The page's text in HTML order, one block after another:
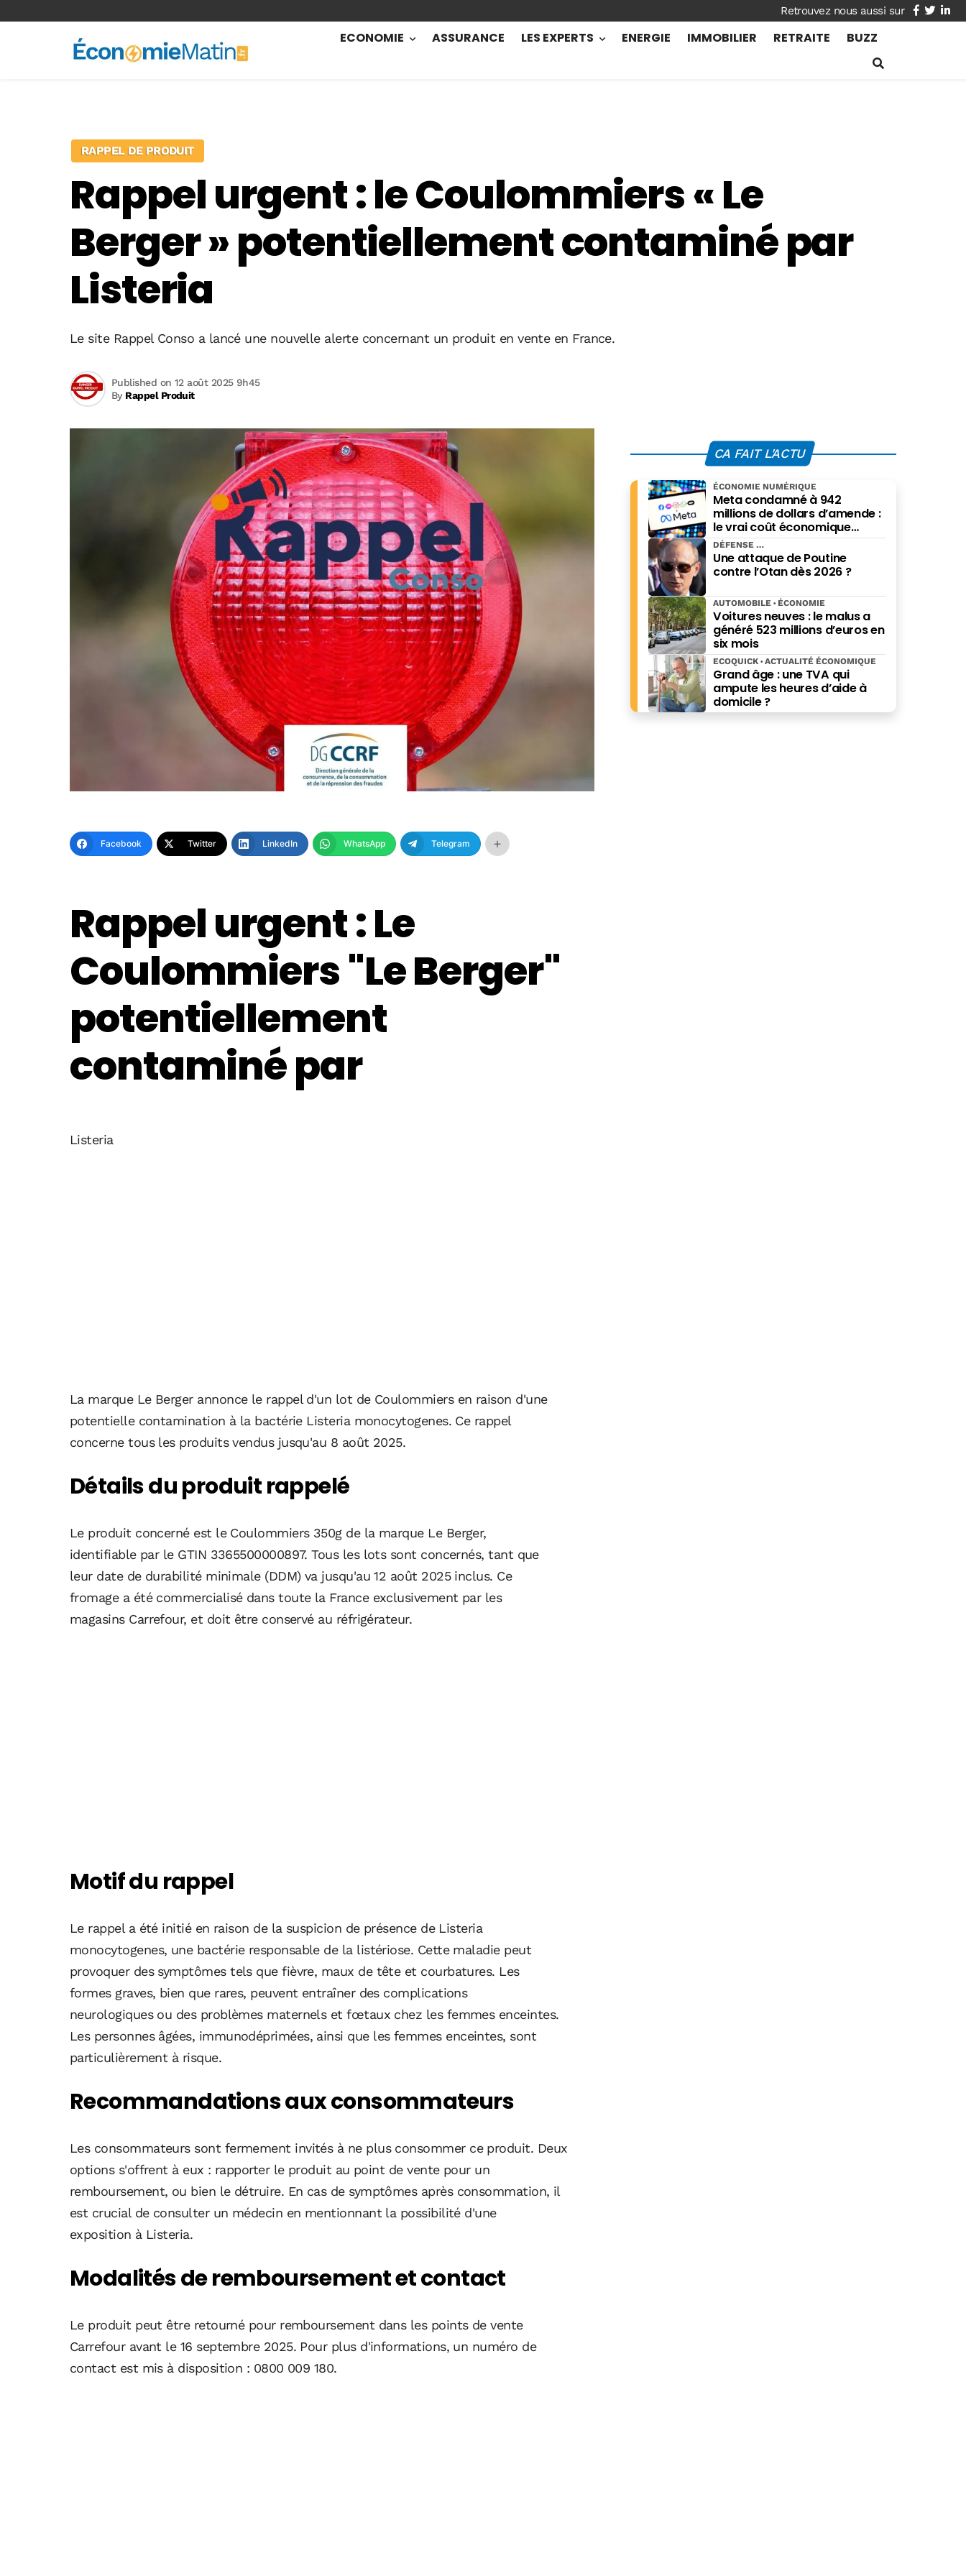
facebook
twitter
ECONOMIE ASSURANCE LES EXPERTS ENERGIE IMMOBILIER RETRAITE BUZZ
RAPPEL DE PRODUIT
Rappel urgent : le Coulommiers « Le
Berger » potentiellement contaminé par
Listeria
Le site Rappel Conso a lancé une nouvelle alerte concernant un produit en vente en France.
By Rappel Produit
Published on 12 août 2025 9h45
Facebook Twitter LinkedIn WhatsApp Telegram
Rappel urgent : Le
Coulommiers "Le Berger"
potentiellement
contaminé par
Listeria
La marque Le Berger annonce le rappel d'un lot de Coulommiers en raison d'une
potentielle contamination à la bactérie Listeria monocytogenes. Ce rappel
concerne tous les produits vendus jusqu'au 8 août 2025.
Détails du produit rappelé
Le produit concerné est le Coulommiers 350g de la marque Le Berger,
identifiable par le GTIN 3365500000897. Tous les lots sont concernés, tant que
leur date de durabilité minimale (DDM) va jusqu'au 12 août 2025 inclus. Ce
fromage a été commercialisé dans toute la France exclusivement par les
magasins Carrefour, et doit être conservé au réfrigérateur.
Motif du rappel
Le rappel a été initié en raison de la suspicion de présence de Listeria
monocytogenes, une bactérie responsable de la listériose. Cette maladie peut
provoquer des symptômes tels que fièvre, maux de tête et courbatures. Les
formes graves, bien que rares, peuvent entraîner des complications
neurologiques ou des problèmes maternels et fœtaux chez les femmes enceintes.
Les personnes âgées, immunodéprimées, ainsi que les femmes enceintes, sont
particulièrement à risque.
Recommandations aux consommateurs
Les consommateurs sont fermement invités à ne plus consommer ce produit. Deux
options s'offrent à eux : rapporter le produit au point de vente pour un
remboursement, ou bien le détruire. En cas de symptômes après consommation, il
est crucial de consulter un médecin en mentionnant la possibilité d'une
exposition à Listeria.
Modalités de remboursement et contact
Le produit peut être retourné pour remboursement dans les points de vente
Carrefour avant le 16 septembre 2025. Pour plus d'informations, un numéro de
contact est mis à disposition : 0800 009 180.
CA FAIT L'ACTU
Meta condamné à 942
millions de dollars d’amende :
le vrai coût économique
imposé par le Nouveau-
Mexique
ÉCONOMIE NUMÉRIQUE
Une attaque de Poutine
contre l’Otan dès 2026 ?
DÉFENSE
Voitures neuves : le malus a
généré 523 millions d’euros en
six mois
AUTOMOBILE ÉCONOMIE
Grand âge : une TVA qui
ampute les heures d’aide à
domicile ?
ECOQUICK ACTUALITÉ ÉCONOMIQUE